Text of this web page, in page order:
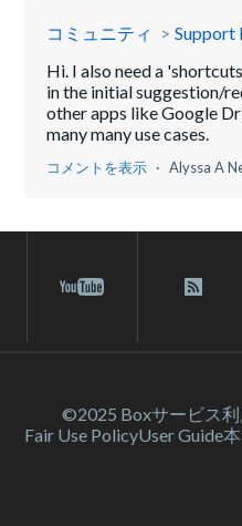
コミュニティ Support
Hi. I also need a
in the initial suggestion/
other apps like Google
many many use cases.
コメントを表示 Alyssa A
©2025 Boxサービス
Fair Use PolicyUser Guide